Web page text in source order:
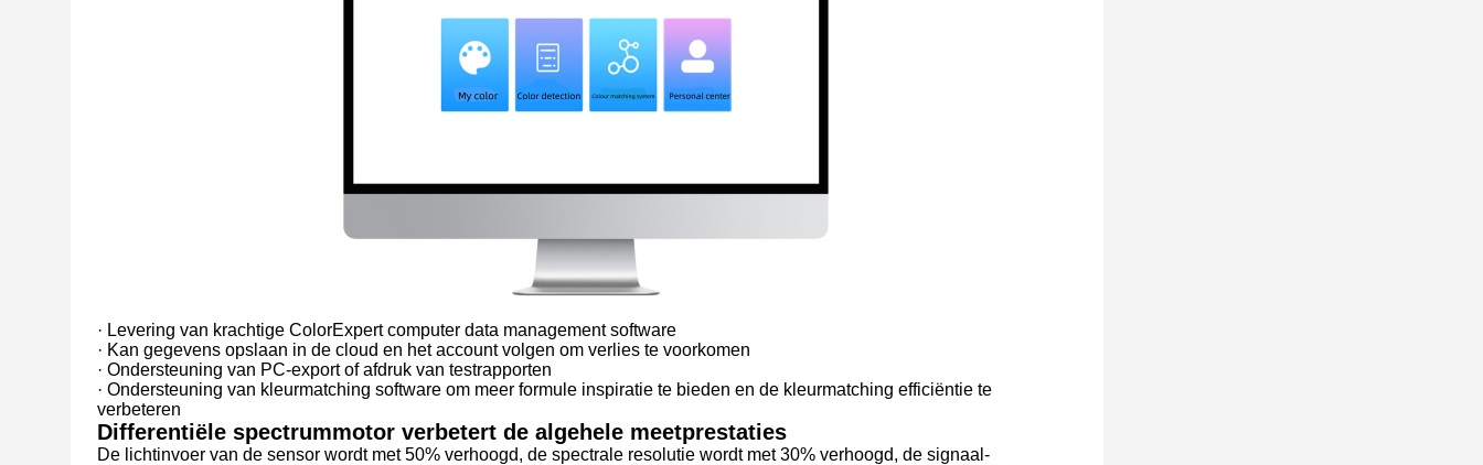
· Levering van krachtige ColorExpert computer data management software
· Kan gegevens opslaan in de cloud en het account volgen om verlies te voorkomen
· Ondersteuning van PC-export of afdruk van testrapporten
· Ondersteuning van kleurmatching software om meer formule inspiratie te bieden en de kleurmatching efficiëntie te
verbeteren
Differentiële spectrummotor verbetert de algehele meetprestaties
De lichtinvoer van de sensor wordt met 50% verhoogd, de spectrale resolutie wordt met 30% verhoogd, de signaal-